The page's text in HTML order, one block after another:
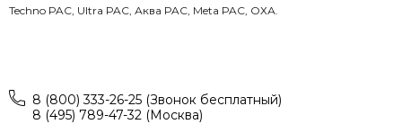
Techno PAC, Ultra PAC, Аква PAC, Meta PAC, ОХА.
8 (800) 333-26-25 (Звонок бесплатный)
8 (495) 789-47-32 (Москва)